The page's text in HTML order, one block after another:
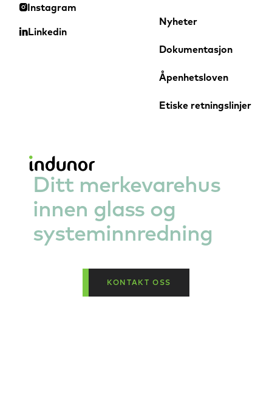
Dusjglass
Instagram
Linkedin
Nyheter
Dokumentasjon
Åpenhetsloven
Etiske retningslinjer
Ditt merkevarehus
innen glass og
systeminnredning
KONTAKT OSS